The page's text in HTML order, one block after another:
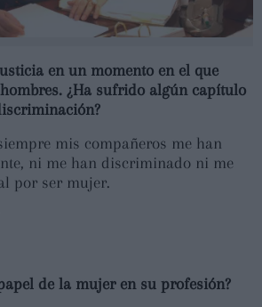
en un momento en el que
¿Ha sufrido algún capítulo
mis compañeros me han
ni me han discriminado ni me
por ser mujer.
de la mujer en su profesión?